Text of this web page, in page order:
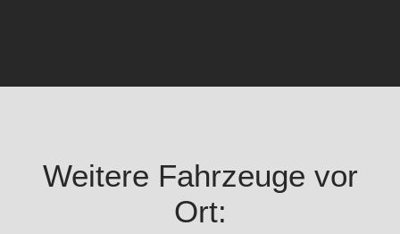
Weitere Fahrzeuge vor
Ort: